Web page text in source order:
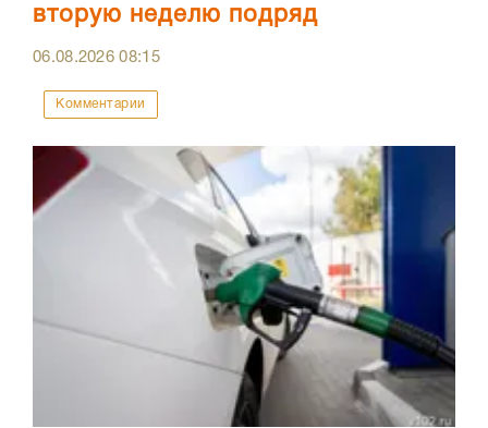
вторую неделю подряд
06.08.202608:15
Комментарии